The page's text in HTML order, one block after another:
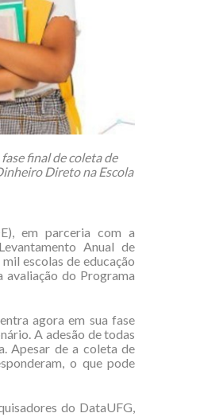
final de coleta de
Direto na Escola
em parceria com a
Anual de
escolas de educação
avaliação do Programa
agora em sua fase
A adesão de todas
Apesar de a coleta de
o que pode
do DataUFG,